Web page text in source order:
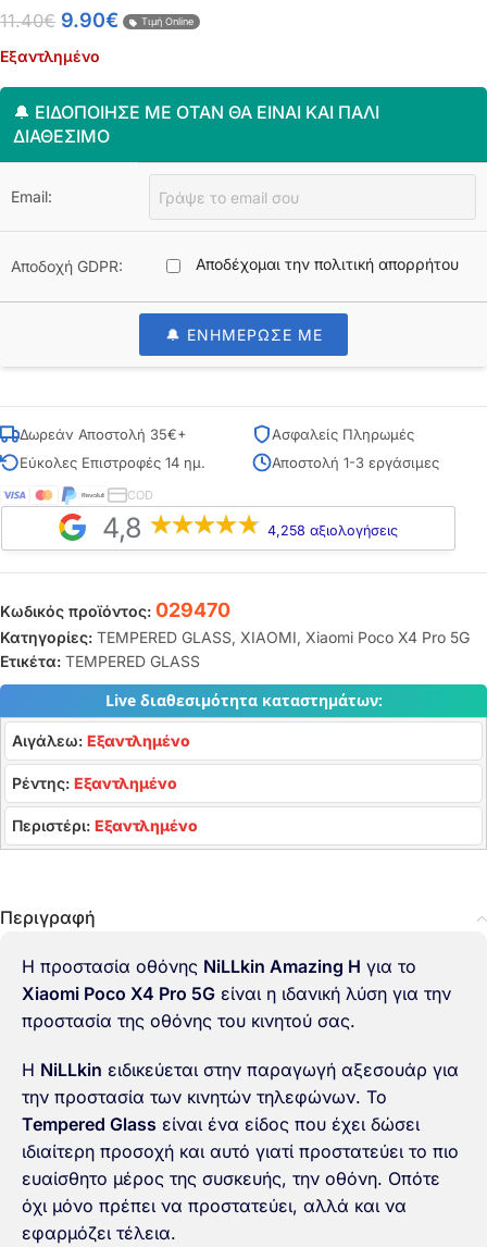
11.40€ 9.90€ Τιμή Online
Εξαντλημένο
🔔 ΕΙΔΟΠΟΊΗΣΈ ΜΕ ΌΤΑΝ ΘΑ ΕΊΝΑΙ ΚΑΙ ΠΆΛΙ
ΔΙΑΘΈΣΙΜΟ
Email:
Αποδοχή GDPR: Αποδέχομαι την πολιτική απορρήτου
🔔 ΕΝΗΜΕΡΩΣΕ ΜΕ
Δωρεάν Αποστολή 35€+
Ασφαλείς Πληρωμές
Εύκολες Επιστροφές 14 ημ.
Αποστολή 1-3 εργάσιμες
COD
4,8 4,258 αξιολογήσεις
Κωδικός προϊόντος: 029470
Κατηγορίες: TEMPERED GLASS, XIAOMI, Xiaomi Poco X4 Pro 5G
Ετικέτα: TEMPERED GLASS
Live διαθεσιμότητα καταστημάτων:
Αιγάλεω: Εξαντλημένο
Ρέντης: Εξαντλημένο
Περιστέρι: Εξαντλημένο
Περιγραφή
Η προστασία οθόνης NiLLkin Amazing H για το
Xiaomi Poco X4 Pro 5G είναι η ιδανική λύση για την
προστασία της οθόνης του κινητού σας.
Η NiLLkin ειδικεύεται στην παραγωγή αξεσουάρ για
την προστασία των κινητών τηλεφώνων. Το
Tempered Glass είναι ένα είδος που έχει δώσει
ιδιαίτερη προσοχή και αυτό γιατί προστατεύει το πιο
ευαίσθητο μέρος της συσκευής, την οθόνη. Οπότε
όχι μόνο πρέπει να προστατεύει, αλλά και να
εφαρμόζει τέλεια.